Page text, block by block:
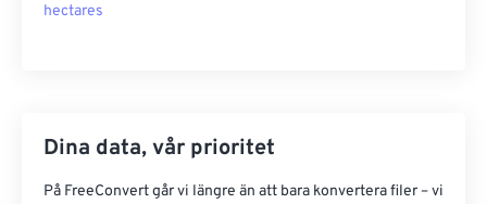
hectares
Dina data, vår prioritet
På FreeConvert går vi längre än att bara konvertera filer – vi